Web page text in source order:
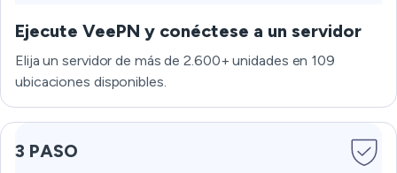
Ejecute VeePN y conéctese a un servidor
Elija un servidor de más de 2.600+ unidades en 109
ubicaciones disponibles.
3 PASO